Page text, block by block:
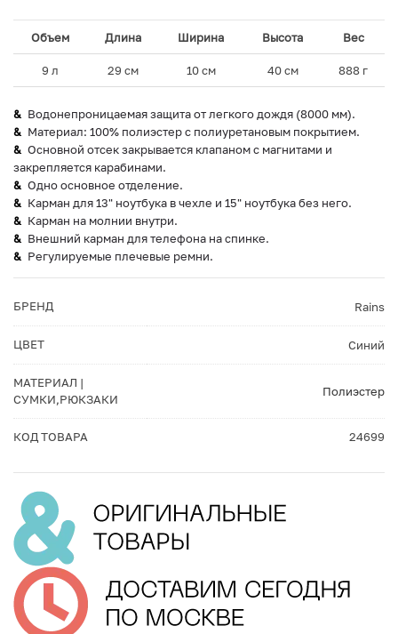
Объем Длина Ширина Высота Вес
9 л 29 см 10 см 40 см 888 г
Водонепроницаемая защита от легкого дождя (8000 мм).
Материал: 100% полиэстер с полиуретановым покрытием.
Основной отсек закрывается клапаном с магнитами и
закрепляется карабинами.
Одно основное отделение.
Карман для 13" ноутбука в чехле и 15" ноутбука без него.
Карман на молнии внутри.
Внешний карман для телефона на спинке.
Регулируемые плечевые ремни.
БРЕНД Rains
ЦВЕТ Синий
МАТЕРИАЛ |
СУМКИ,РЮКЗАКИ
Полиэстер
КОД ТОВАРА 24699